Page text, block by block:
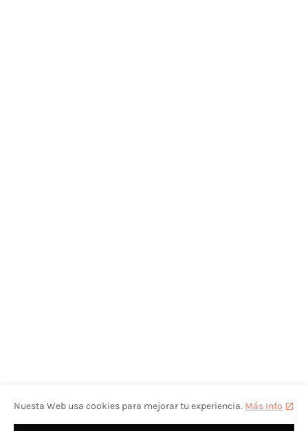
Nuesta Web usa cookies para mejorar tu experiencia. Más Info